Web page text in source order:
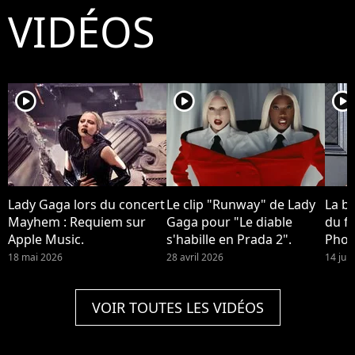
VIDÉOS
player2
Lady Gaga lors du concert
Mayhem : Requiem sur
Apple Music.
18 mai 2026
player2
Le clip "Runway" de Lady
Gaga pour "Le diable
s'habille en Prada 2".
28 avril 2026
player2
La
du
14
VOIR TOUTES LES VIDÉOS